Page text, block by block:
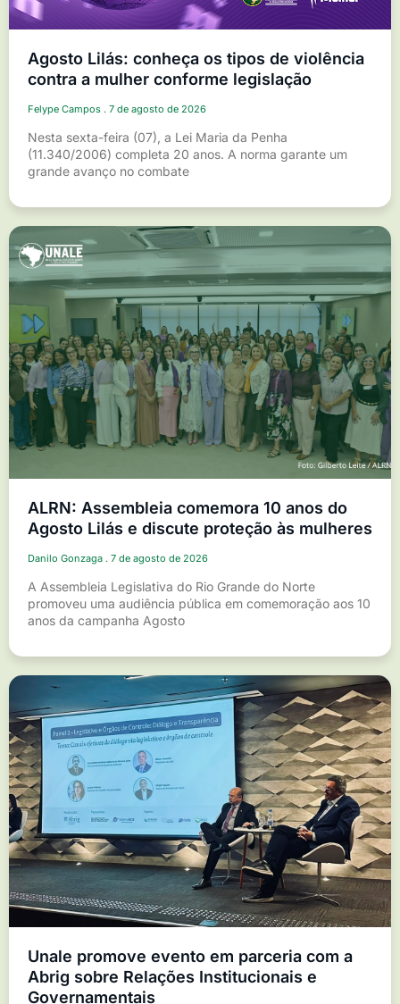
Agosto Lilás: conheça os tipos de violência
contra a mulher conforme legislação
Felype Campos 7 de agosto de 2026
Nesta sexta-feira (07), a Lei Maria da Penha
(11.340/2006) completa 20 anos. A norma garante um
grande avanço no combate
ALRN: Assembleia comemora 10 anos do
Agosto Lilás e discute proteção às mulheres
Danilo Gonzaga 7 de agosto de 2026
A Assembleia Legislativa do Rio Grande do Norte
promoveu uma audiência pública em comemoração aos 10
anos da campanha Agosto
Unale promove evento em parceria com a
Abrig sobre Relações Institucionais e
Governamentais